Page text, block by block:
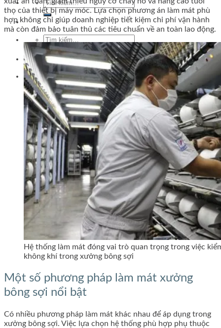
kiếm:
Tìm
kiếm:
thọ của thiết bị máy móc. Lựa chọn phương án làm mát phù
hợp không chỉ giúp doanh nghiệp tiết kiệm chi phí vận hành
mà còn đảm bảo tuân thủ các tiêu chuẩn về an toàn lao động.
Hệ thống làm mát đóng vai trò quan trọng trong việc
không khí trong xưởng bông sợi
Một số phương pháp làm mát xưởng
bông sợi nổi bật
Có nhiều phương pháp làm mát khác nhau để áp dụng trong
xưởng bông sợi. Việc lựa chọn hệ thống phù hợp phụ thuộc